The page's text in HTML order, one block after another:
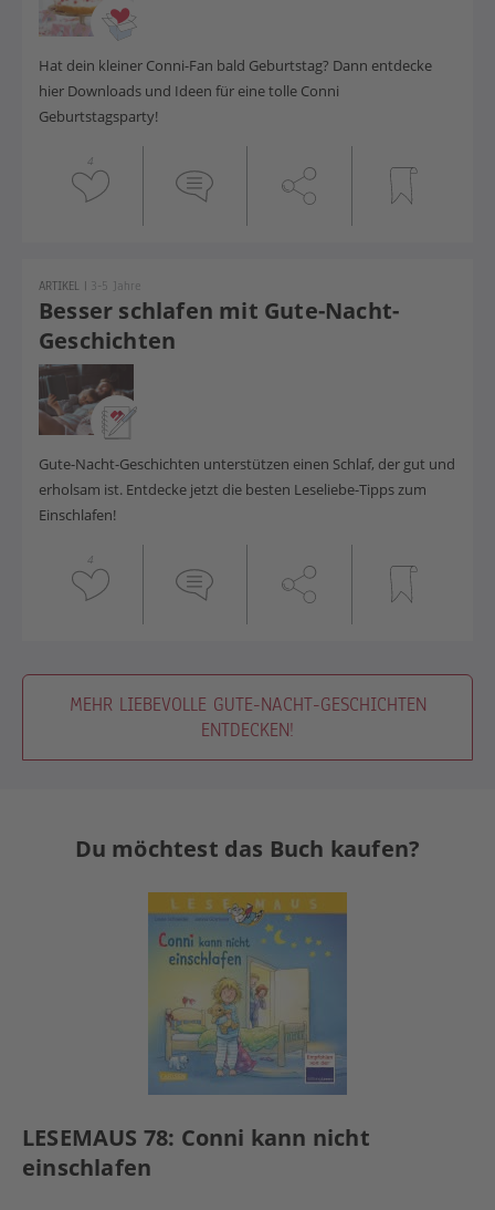
Hat dein kleiner Conni-Fan bald Geburtstag? Dann entdecke
hier Downloads und Ideen für eine tolle Conni
Geburtstagsparty!
4
Besser schlafen mit Gute-Nacht-
Geschichten
ARTIKEL | 3-5 Jahre
Gute-Nacht-Geschichten unterstützen einen Schlaf, der gut und
erholsam ist. Entdecke jetzt die besten Leseliebe-Tipps zum
Einschlafen!
4
MEHR LIEBEVOLLE GUTE-NACHT-GESCHICHTEN
ENTDECKEN!
Du möchtest das Buch kaufen?
LESEMAUS 78: Conni kann nicht
einschlafen